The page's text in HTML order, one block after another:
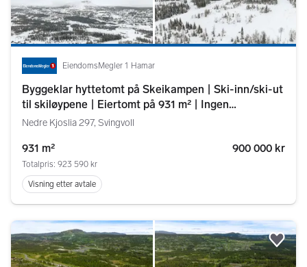
EiendomsMegler 1 Hamar
Byggeklar hyttetomt på Skeikampen | Ski-inn/ski-ut
til skiløypene | Eiertomt på 931 m² | Ingen
byggeklausul
Nedre Kjoslia 297, Svingvoll
931 m² 900 000 kr
Totalpris: 923 590 kr
Visning etter avtale